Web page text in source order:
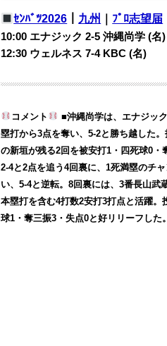
ｾﾝﾊﾞﾂ2026 九州 ﾌﾟﾛ志望届
10:00 エナジック 2-5 沖縄尚学 (名)
12:30 ウェルネス 7-4KBC (名)
コメント
■沖縄尚学は、エナジッ
塁打から3点を奪い、5-2と勝ち越した
の新垣が残る2回を被安打1・四死球0・
2-4と2点を追う4回裏に、1死満塁のチ
い、5-4と逆転。8回裏には、3番長山武
本塁打を含む4打数2安打3打点と活躍
球1・奪三振3・失点0と好リリーフした。